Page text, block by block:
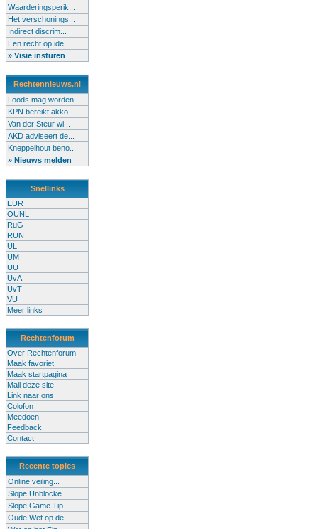
Waarderingsperik...
Het verschonings...
Indirect discrim...
Een recht op ide...
» Visie insturen
Rechtennieuws.nl
Loods mag worden...
KPN bereikt akko...
Van der Steur wi...
AKD adviseert de...
Kneppelhout beno...
» Nieuws melden
Snellinks
EUR
OUNL
RuG
RUN
UL
UM
UU
UvA
UvT
VU
Meer links
Rechtenforum
Over Rechtenforum
Maak favoriet
Maak startpagina
Mail deze site
Link naar ons
Colofon
Meedoen
Feedback
Contact
Recente topics
Online veiling...
Slope Unblocke...
Slope Game Tip...
Oude Wet op de...